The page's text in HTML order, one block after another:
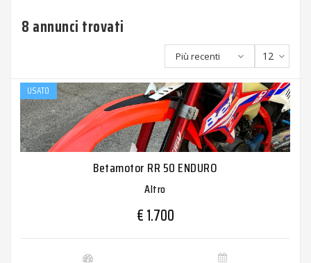
8 annunci trovati
12
Più recenti
USATO
Betamotor RR 50 ENDURO
Altro
€ 1.700